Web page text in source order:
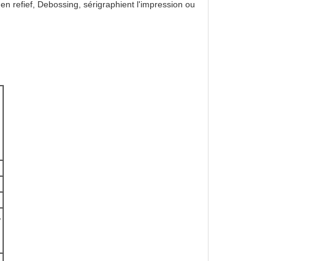
refief, Debossing, sérigraphient l'impression ou